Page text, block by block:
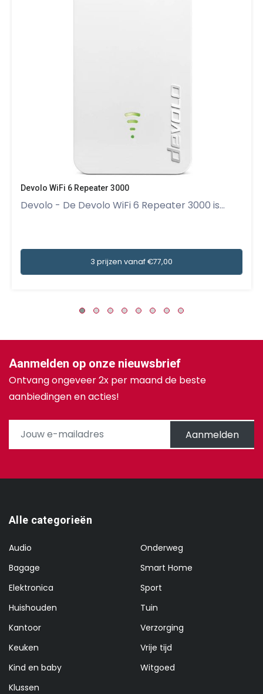
Devolo WiFi 6 Repeater 3000
Devolo - De Devolo WiFi 6 Repeater 3000 is...
3 prijzen vanaf €77,00
Aanmelden op onze nieuwsbrief
Ontvang ongeveer 2x per maand de beste
aanbiedingen en acties!
Aanmelden
Alle categorieën
Audio
Bagage
Elektronica
Huishouden
Kantoor
Keuken
Kind en baby
Klussen
Onderweg
Smart Home
Sport
Tuin
Verzorging
Vrije tijd
Witgoed